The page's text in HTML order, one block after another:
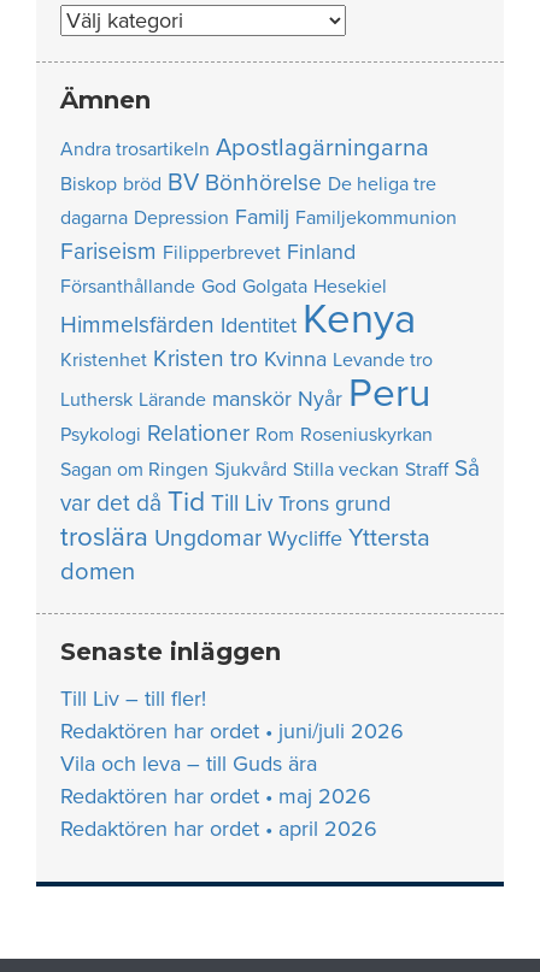
Nummer
Ämnen
Andra trosartikeln Apostlagärningarna
Biskop bröd BV Bönhörelse De heliga tre
dagarna Depression Familj Familjekommunion
Fariseism Filipperbrevet Finland
Försanthållande God Golgata Hesekiel
Himmelsfärden Identitet Kenya
Kristenhet Kristen tro Kvinna Levande tro
Luthersk Lärande manskör Nyår Peru
Psykologi Relationer Rom Roseniuskyrkan
Sagan om Ringen Sjukvård Stilla veckan Straff Så
var det då Tid Till Liv Trons grund
troslära Ungdomar Wycliffe Yttersta
domen
Senaste inläggen
Till Liv – till fler!
Redaktören har ordet • juni/juli 2026
Vila och leva – till Guds ära
Redaktören har ordet • maj 2026
Redaktören har ordet • april 2026